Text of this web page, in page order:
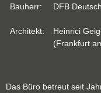
Bauherr: DFB
Architekt:
Heinrici
(Frankfurt
Das Büro betreut seit